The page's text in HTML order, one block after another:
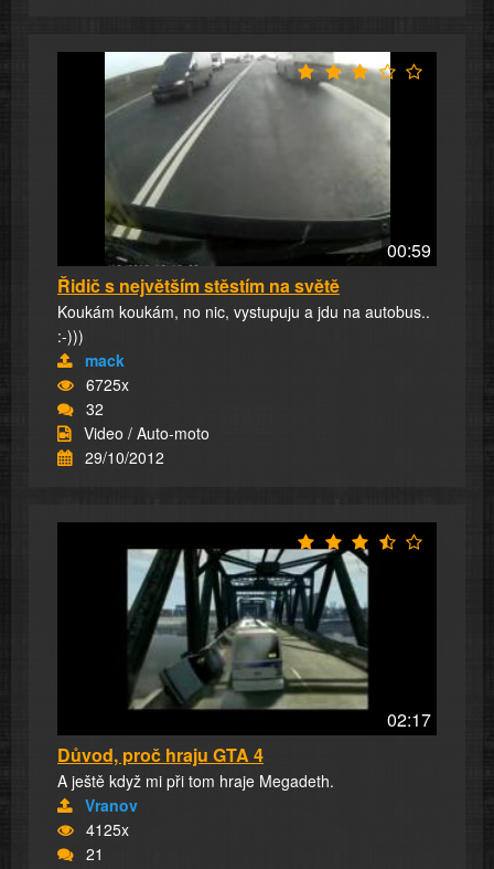
00:59
Řidič s největším stěstím na světě
Koukám koukám, no nic, vystupuju a jdu na autobus..
:-)))
mack
6725x
32
Video / Auto-moto
29/10/2012
02:17
Důvod, proč hraju GTA 4
A ještě když mi při tom hraje Megadeth.
Vranov
4125x
21